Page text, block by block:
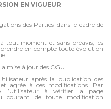
EN VIGUEUR
des Parties dans le cadre de
tout moment et sans préavis, les
en compte toute évolution
mise à jour des CGU.
après la publication des
agrée à ces modifications. Par
l’Utilisateur à vérifier la page
courant de toute modification